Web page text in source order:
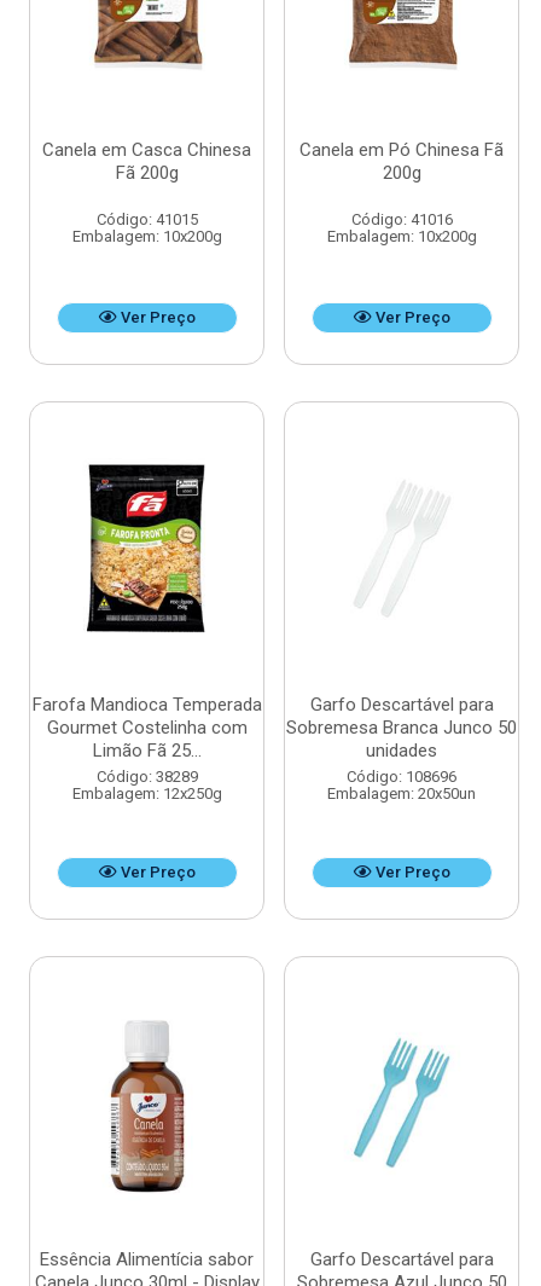
Canela em Casca Chinesa
Fã 200g
Código: 41015
Embalagem: 10x200g
Ver Preço
Canela em Pó Chinesa Fã
200g
Código: 41016
Embalagem: 10x200g
Ver Preço
Farofa Mandioca Temperada
Gourmet Costelinha com
Limão Fã 25...
Código: 38289
Embalagem: 12x250g
Ver Preço
Garfo Descartável para
Sobremesa Branca Junco 50
unidades
Código: 108696
Embalagem: 20x50un
Ver Preço
Essência Alimentícia sabor
Garfo Descartável para